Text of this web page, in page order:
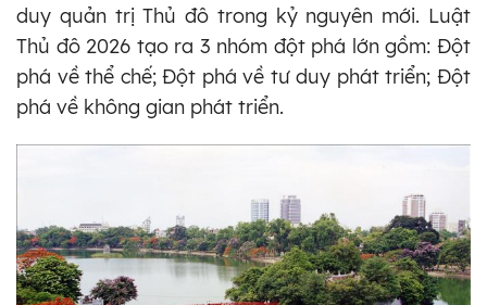
duy quản trị Thủ đô trong kỷ nguyên mới. Luật
Thủ đô 2026 tạo ra 3 nhóm đột phá lớn gồm: Đột
phá về thể chế; Đột phá về tư duy phát triển; Đột
phá về không gian phát triển.